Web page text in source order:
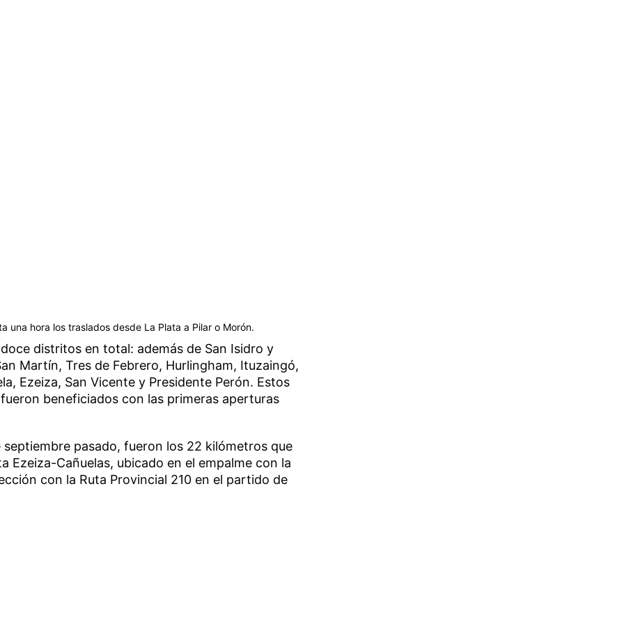
una hora los traslados desde La Plata a Pilar o Morón.
distritos en total: además de San Isidro y
Martín, Tres de Febrero, Hurlingham, Ituzaingó,
Ezeiza, San Vicente y Presidente Perón. Estos
beneficiados con las primeras aperturas
pasado, fueron los 22 kilómetros que
Ezeiza-Cañuelas, ubicado en el empalme con la
con la Ruta Provincial 210 en el partido de